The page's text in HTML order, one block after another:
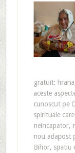
gratuit:
aceste
cunoscut pe
spirituale
neincapator,
nou adapost
Bihor, spatiu